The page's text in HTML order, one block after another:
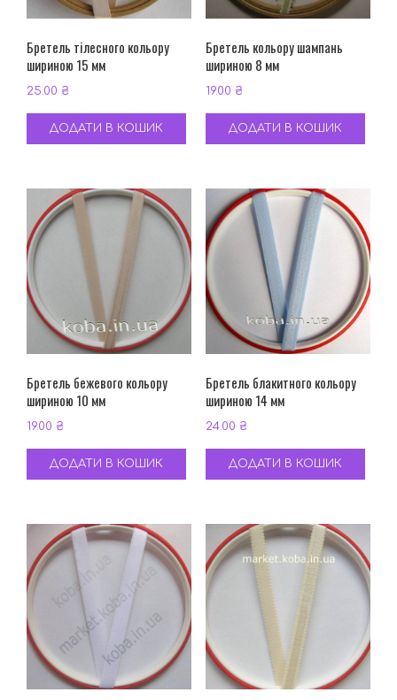
Бретель тілесного кольору
шириною 15 мм
25.00 ₴
ДОДАТИ В КОШИК
Бретель кольору шампань
шириною 8 мм
19.00 ₴
ДОДАТИ В КОШИК
Бретель бежевого кольору
шириною 10 мм
19.00 ₴
ДОДАТИ В КОШИК
Бретель блакитного кольору
шириною 14 мм
24.00 ₴
ДОДАТИ В КОШИК